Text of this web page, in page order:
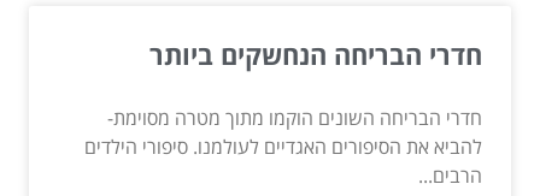
חדרי הבריחה הנחשקים ביותר
חדרי הבריחה השונים הוקמו מתוך מטרה מסוימת-
להביא את הסיפורים האגדיים לעולמנו. סיפורי הילדים
הרבים...